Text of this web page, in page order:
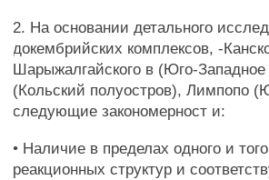
2. На основании детального
докембрийских комплексов, -
Шарыжалгайского в (Юго-
(Кольский полуостров), Лимпопо
следующие закономерност и:
• Наличие в пределах одного и
реакционных структур и